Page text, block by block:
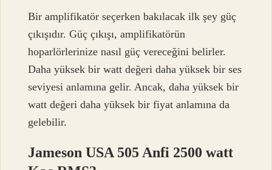
Bir amplifikatör seçerken bakılacak ilk şey güç
çıkışıdır. Güç çıkışı, amplifikatörün
hoparlörlerinize nasıl güç vereceğini belirler.
Daha yüksek bir watt değeri daha yüksek bir ses
seviyesi anlamına gelir. Ancak, daha yüksek bir
watt değeri daha yüksek bir fiyat anlamına da
gelebilir.
Jameson USA 505 Anfi 2500 watt